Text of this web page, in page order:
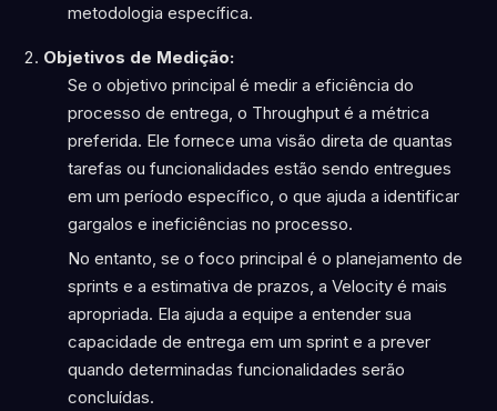
metodologia específica.
Objetivos de Medição:
Se o objetivo principal é medir a eficiência do
processo de entrega, o Throughput é a métrica
preferida. Ele fornece uma visão direta de quantas
tarefas ou funcionalidades estão sendo entregues
em um período específico, o que ajuda a identificar
gargalos e ineficiências no processo.
No entanto, se o foco principal é o planejamento de
sprints e a estimativa de prazos, a Velocity é mais
apropriada. Ela ajuda a equipe a entender sua
capacidade de entrega em um sprint e a prever
quando determinadas funcionalidades serão
concluídas.